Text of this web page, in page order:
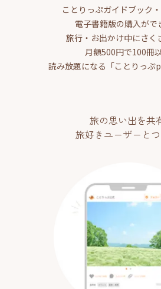
ことりっぷガイドブック
電子書籍版の購入がで
旅行・お出かけ中にさく
月額500円で100冊
読み放題になる「ことりっぷ
旅の思い出を共
旅好きユーザーと